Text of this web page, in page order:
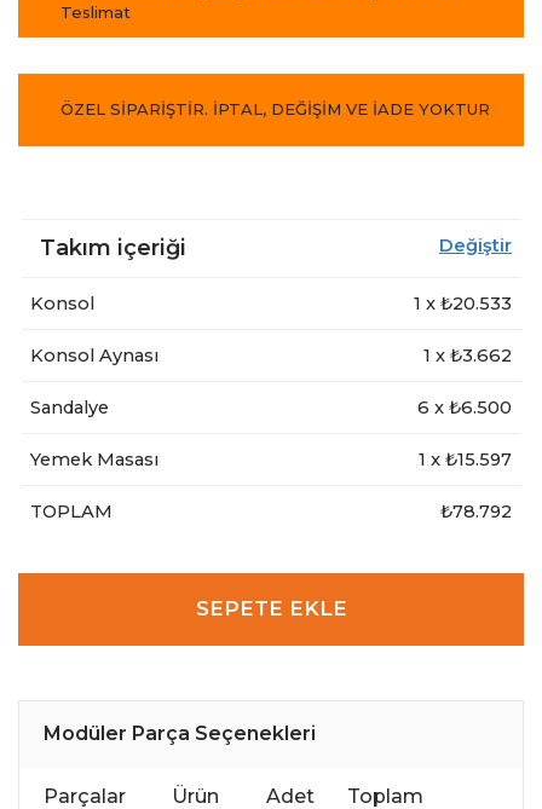
Teslimat
ÖZEL SİPARİŞTİR. İPTAL, DEĞİŞİM VE İADE YOKTUR
Takım içeriği Değiştir
Konsol 1 x ₺20.533
Konsol Aynası 1 x ₺3.662
Sandalye 6 x ₺6.500
Yemek Masası 1 x ₺15.597
TOPLAM ₺78.792
SEPETE EKLE
Modüler Parça Seçenekleri
Parçalar
Ürün
Adet
Toplam